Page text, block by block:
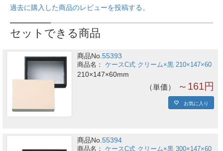
過去に購入した商品のレビューを投稿する。
セットできる商品
商品No.55393
ケースC式 クリーム×黒 210×147×60
210×147×60mm
単価 ～161円
お気に入り
商品No.55394
ケースC式 クリーム×黒 300×147×60